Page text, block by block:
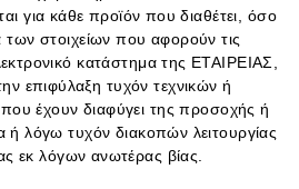
για κάθε προϊόν που διαθέτει, όσο
των στοιχείων που αφορούν τις
κατάστημα της ΕΤΑΙΡΕΙΑΣ,
επιφύλαξη τυχόν τεχνικών ή
έχουν διαφύγει της προσοχής ή
ή λόγω τυχόν διακοπών λειτουργίας
εκ λόγων ανωτέρας βίας.